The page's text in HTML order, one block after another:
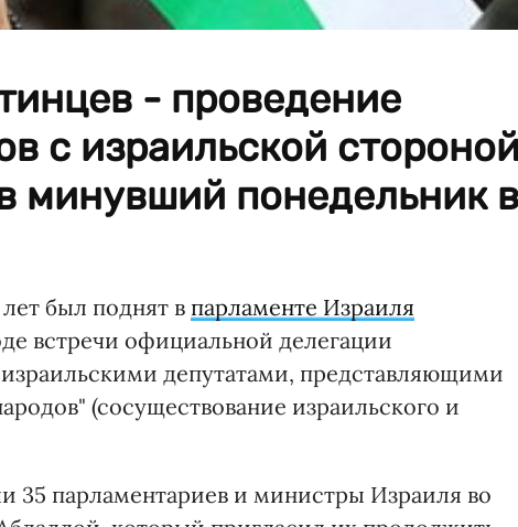
- проведение
с израильской
минувший понедельник в
был поднят в парламенте Израиля
встречи официальной делегации
депутатами, представляющими
(сосуществование израильского и
35 парламентариев и министры Израиля во